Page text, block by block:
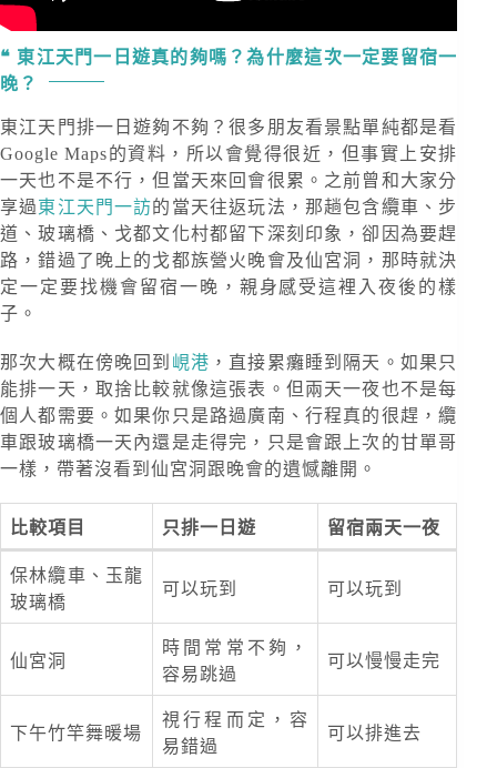
東江天門一日遊真的夠嗎？為什麼這次一定要留宿一
晚？
東江天門排一日遊夠不夠？很多朋友看景點單純都是看
Google Maps的資料，所以會覺得很近，但事實上安排
一天也不是不行，但當天來回會很累。之前曾和大家分
享過東江天門一訪的當天往返玩法，那趟包含纜車、步
道、玻璃橋、戈都文化村都留下深刻印象，卻因為要趕
路，錯過了晚上的戈都族營火晚會及仙宮洞，那時就決
定一定要找機會留宿一晚，親身感受這裡入夜後的樣
子。
那次大概在傍晚回到 峴港 ，直接累癱睡到隔天。如果只
能排一天，取捨比較就像這張表。但兩天一夜也不是每
個人都需要。如果你只是路過廣南、行程真的很趕，纜
車跟玻璃橋一天內還是走得完，只是會跟上次的甘單哥
一樣，帶著沒看到仙宮洞跟晚會的遺憾離開。
比較項目 只排一日遊 留宿兩天一夜
保林纜車、玉龍
玻璃橋
可以玩到 可以玩到
仙宮洞
時間常常不夠，
容易跳過
可以慢慢走完
下午竹竿舞暖場
視行程而定，容
易錯過
可以排進去